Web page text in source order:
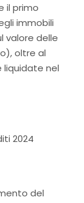
il primo
immobili
valore delle
oltre al
nel
2024
del